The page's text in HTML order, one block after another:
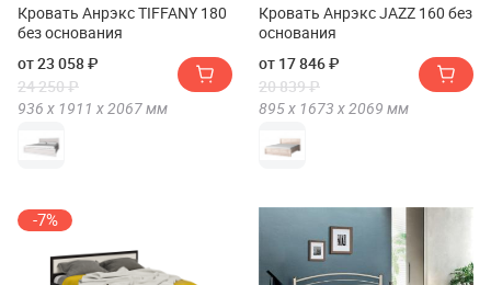
Кровать Анрэкс TIFFANY 180
без основания
от 23 058 ₽
24 250 ₽
936 х 1911 х2067мм
Кровать Анрэкс JAZZ 160 без
основания
от 17 846 ₽
20 839 ₽
895 х 1673 х2069 мм
-7%